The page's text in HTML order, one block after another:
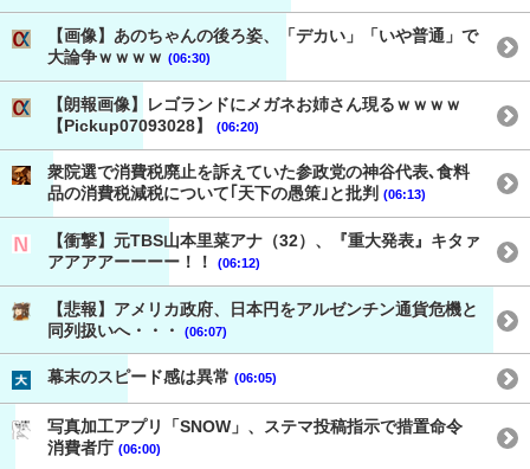
【画像】あのちゃんの後ろ姿、「デカい」「いや普通」で
大論争ｗｗｗｗ (06:30)
【朗報画像】レゴランドにメガネお姉さん現るｗｗｗｗ
【Pickup07093028】
(06:20)
衆院選で消費税廃止を訴えていた参政党の神谷代表､食料
品の消費税減税について｢天下の愚策｣と批判 (06:13)
【衝撃】元TBS山本里菜アナ（32）、『重大発表』キタァ
アアアアーーーー！！
(06:12)
【悲報】アメリカ政府、日本円をアルゼンチン通貨危機と
同列扱いへ・・・
(06:07)
幕末のスピード感は異常 (06:05)
写真加工アプリ「SNOW」、ステマ投稿指示で措置命令
消費者庁 (06:00)